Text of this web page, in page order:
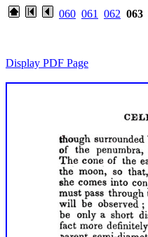
060 061 062 063
Display PDF Page